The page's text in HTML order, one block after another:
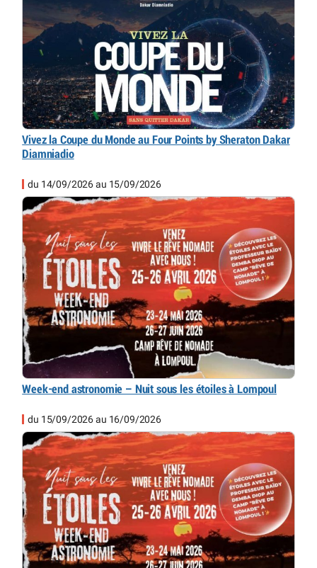
Vivez la Coupe du Monde au Four Points by Sheraton Dakar
Diamniadio
du 14/09/2026 au 15/09/2026
Week-end astronomie – Nuit sous les étoiles à Lompoul
du 15/09/2026 au 16/09/2026